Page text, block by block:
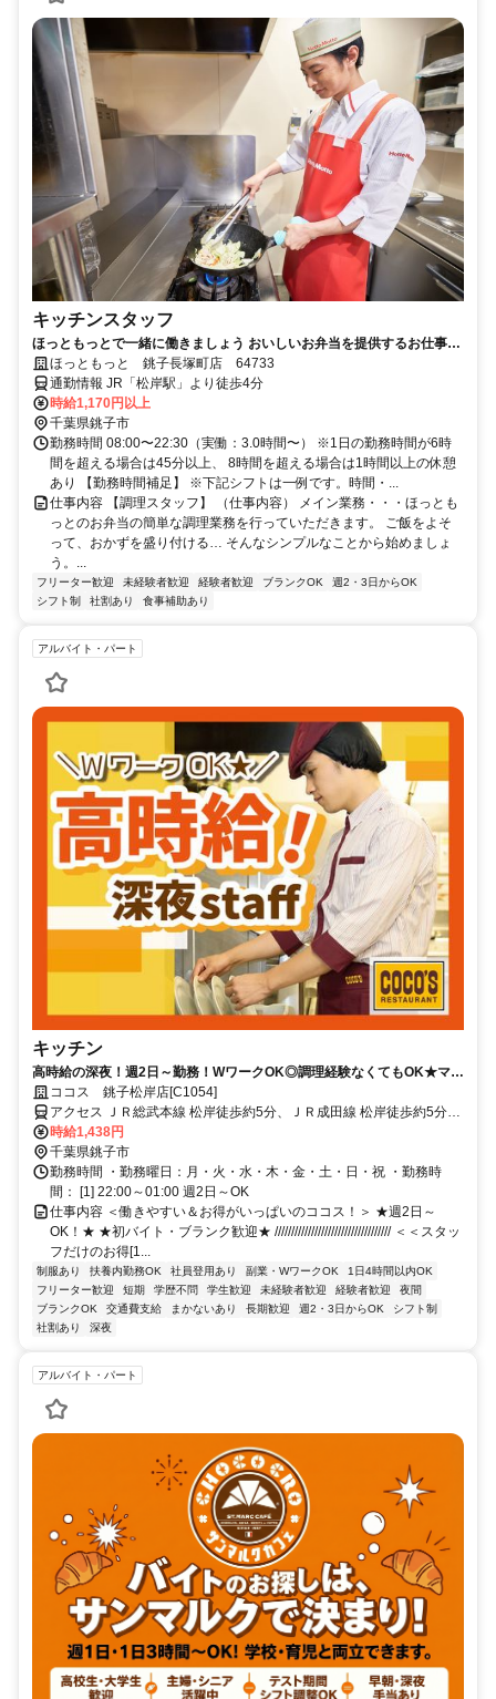
キッチンスタッフ
ほっともっとで一緒に働きましょう おいしいお弁当を提供するお仕事で
す ほっともっと 銚子長塚町店 64733
通勤情報 JR「松岸駅」より徒歩4分
時給1,170円以上
千葉県銚子市
勤務時間 08:00〜22:30（実働：3.0時間〜） ※1日の勤務時間が6時
間を超える場合は45分以上、 8時間を超える場合は1時間以上の休憩
あり 【勤務時間補足】 ※下記シフトは一例です。時間・...
仕事内容 【調理スタッフ】 （仕事内容） メイン業務・・・ほっとも
っとのお弁当の簡単な調理業務を行っていただきます。 ご飯をよそ
って、おかずを盛り付ける… そんなシンプルなことから始めましょ
う。...
フリーター歓迎 未経験者歓迎 経験者歓迎 ブランクOK
週2・3日からOK
シフト制
社割あり 食事補助あり
アルバイト・パート
キッチン
高時給の深夜！週2日～勤務！WワークOK◎調理経験なくてもOK★マニ
ュアルあり！短期OK！
ココス 銚子松岸店[C1054]
アクセス ＪＲ総武本線 松岸徒歩約5分、ＪＲ成田線 松岸徒歩約5分、
銚子電気鉄道 銚子徒歩約41分 「松岸駅」徒歩5分/国道356号線
時給1,438円
千葉県銚子市
勤務時間 ・勤務曜日：月・火・水・木・金・土・日・祝 ・勤務時
間： [1] 22:00～01:00 週2日～OK
仕事内容 ＜働きやすい＆お得がいっぱいのココス！＞ ★週2日～
OK！★ ★初バイト・ブランク歓迎★ /////////////////////////////////// ＜＜スタッ
フだけのお得[1...
制服あり 扶養内勤務OK 社員登用あり 副業・WワークOK
1日4時間以内OK
フリーター歓迎
短期 学歴不問 学生歓迎 未経験者歓迎 経験者歓迎
夜間
ブランクOK
交通費支給 まかないあり 長期歓迎 週2・3日からOK
シフト制
社割あり
深夜
アルバイト・パート